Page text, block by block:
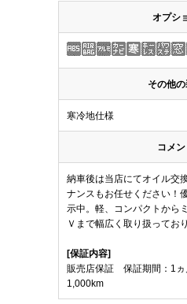
オプシ
その他
寒冷地仕様
コメン
納車後は当店にてオイル交
ナンスもお任せください！
示中。軽、コンパクトから
Ｖまで幅広く取り扱ってお
[保証内容]
販売店保証 保証期間：1
1,000km